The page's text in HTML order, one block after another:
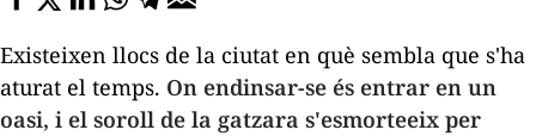
Existeixen llocs de la ciutat en què sembla que s'ha
aturat el temps. On endinsar-se és entrar en un
oasi, i el soroll de la gatzara s'esmorteeix per